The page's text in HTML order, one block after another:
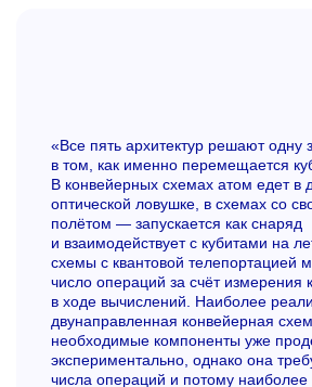
«Все пять архитектур решают одну
в том, как именно перемещается
В конвейерных схемах атом едет в
оптической ловушке, в схемах со
полётом — запускается как снаряд
и взаимодействует с кубитами на
схемы с квантовой телепортацией
число операций за счёт измерения
в ходе вычислений. Наиболее
двунаправленная конвейерная
необходимые компоненты уже
экспериментально, однако она
числа операций и потому наиболее